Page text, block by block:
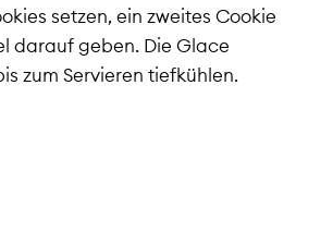
setzen, ein zweites Cookie
darauf geben. Die Glace
zum Servieren tiefkühlen.